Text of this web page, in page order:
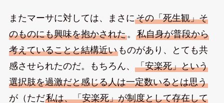
またマーサに対しては、まさにその「死生観」そ
のものにも興味を抱かされた。 私自身が普段から
考えていることと結構近いものがあり、とても共
感させられたのだ。もちろん、 「安楽死」という
選択肢を過激だと感じる人は一定数いるとは思う
が（ただ私は、「安楽死」が制度として存在して